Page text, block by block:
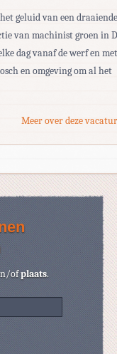
geluid van een draaiende
van machinist groen in
dag vanaf de werf en met
en omgeving om al het
Meer over deze
ofplaats.